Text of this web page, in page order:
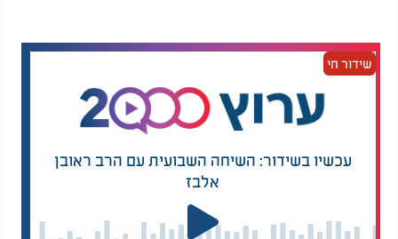
אם המתווה יתקבל, הפסקת האש תוארך לפי הצורך,
ובמקרה של חתימה על הסכם קבע - כלל החטופים
צפויים להשתחרר. טראמפ, כך לפי הדיווח, יכריז בעצמו
על ההסכם - ויחתור להביא לסיום הלחימה.
שידור חי
עכשיו בשידור: השיחה השבועית עם הרב ראובן
אלבז